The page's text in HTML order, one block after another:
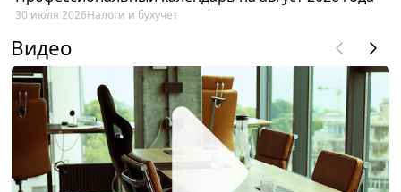
30 июля 2026Налоги и бухучет
Видео